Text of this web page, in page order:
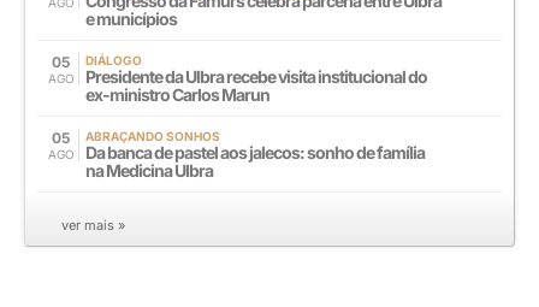
e municípios
05
AGO
DIÁLOGO
Presidente da Ulbra recebe visita institucional do
ex-ministro Carlos Marun
05
AGO
ABRAÇANDO SONHOS
Da banca de pastel aos jalecos: sonho de família
na Medicina Ulbra
ver mais »